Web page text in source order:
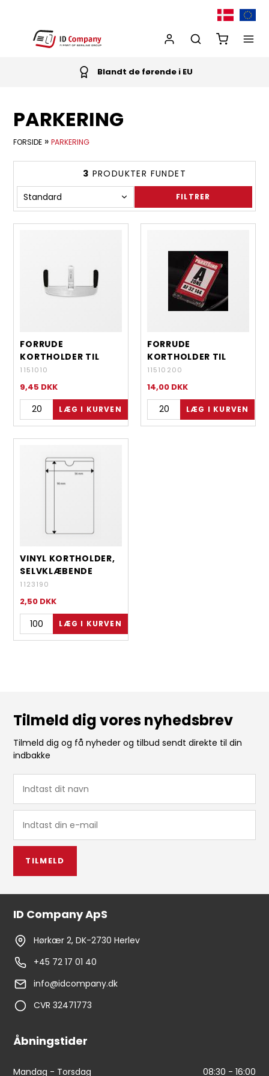
Blandt de førende i EU
PARKERING
FORSIDE »PARKERING
3 PRODUKTER FUNDET
FILTRER
FORRUDE
KORTHOLDER TIL
BILEN -
TRANSPERANT
1151010
9,45 DKK
FORRUDE
KORTHOLDER TIL
BILEN, VANDRET OG
LODRET -
TRANSPARANT
11510200
14,00 DKK
VINYL KORTHOLDER,
SELVKLÆBENDE
1123190
2,50 DKK
Tilmeld dig vores nyhedsbrev
Tilmeld dig og få nyheder og tilbud sendt direkte til din
indbakke
TILMELD
ID Company ApS
Hørkær 2, DK-2730 Herlev
+45 72 17 01 40
info@idcompany.dk
CVR 32471773
Åbningstider
Mandag - Torsdag 08:30 - 16:00